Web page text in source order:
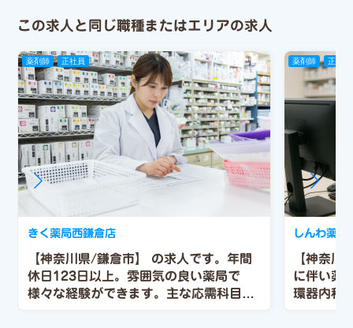
この求人と同じ職種またはエリアの求人
薬剤師 正社員
【神奈川県/鎌倉市】 の求人です。年間
休日123日以上。雰囲気の良い薬局で
様々な経験ができます。主な応需科目
きく薬局西鎌倉店
薬剤師 正社員
【神奈川
に伴い薬
環器内科
しんわ薬局